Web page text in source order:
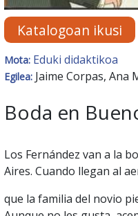
Katalogoan ikusi
Mota: Eduki didaktikoa
Egilea: Jaime Corpas, Ana
Boda en
Los Fernández van a la
Aires. Cuando llegan al
que la familia del novio